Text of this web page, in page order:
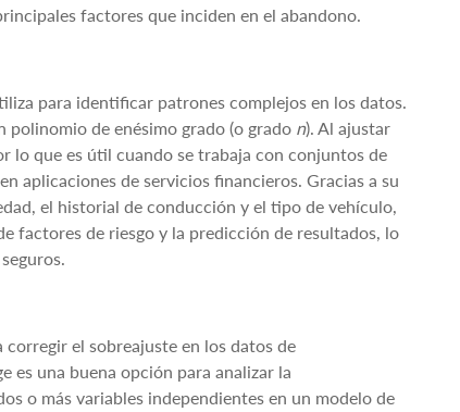
factores que inciden en el abandono.
para identificar patrones complejos en los datos.
de enésimo grado (o grado n). Al ajustar
lo que es útil cuando se trabaja con conjuntos de
aplicaciones de servicios financieros. Gracias a su
el historial de conducción y el tipo de vehículo,
factores de riesgo y la predicción de resultados, lo
el sobreajuste en los datos de
es una buena opción para analizar la
o más variables independientes en un modelo de